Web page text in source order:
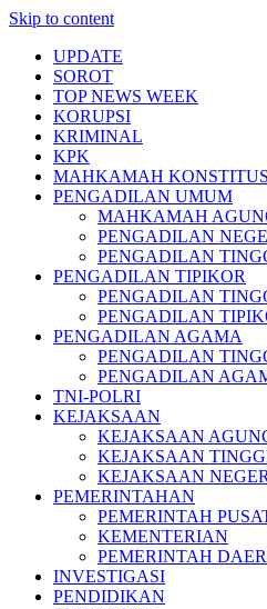
Skip to content
UPDATE
SOROT
TOP NEWS WEEK
KORUPSI
KRIMINAL
KPK
MAHKAMAH
PENGADILAN UMUM
MAHKAMAH
PENGADILAN
PENGADILAN
PENGADILAN TIPIKOR
PENGADILAN
PENGADILAN
PENGADILAN AGAMA
PENGADILAN
PENGADILAN
TNI-POLRI
KEJAKSAAN
KEJAKSAAN
KEJAKSAAN
KEJAKSAAN
PEMERINTAHAN
PEMERINTAH
KEMENTERIAN
PEMERINTAH
INVESTIGASI
PENDIDIKAN